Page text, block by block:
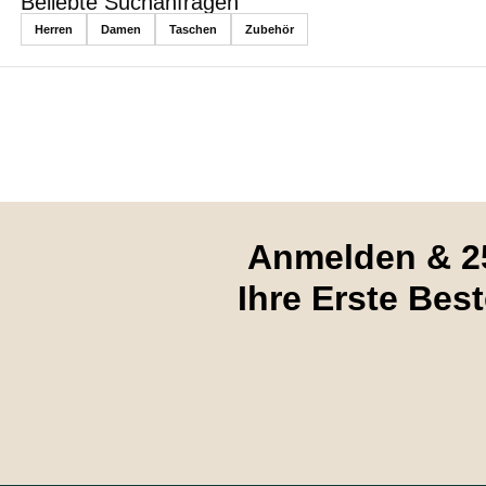
Herren Damen Taschen Zubehör
Anmelden &
Ihre Erste